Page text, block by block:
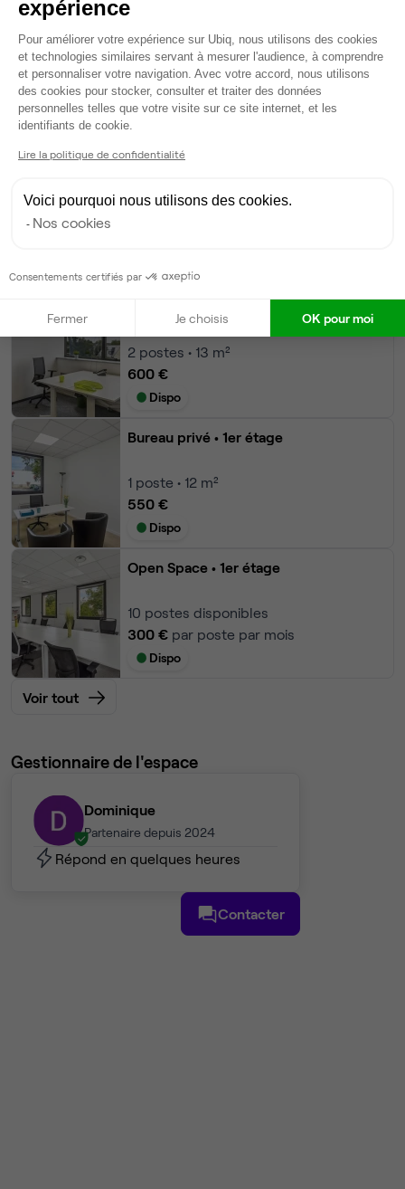
Tables / chaises
Voir plus
Ma sélection de bureau
3postes • 13 m²
Dispo
Autres bureaux de cet espace :
2 postes • 13 m²
600 €
Dispo
Bureau privé • 1er étage
1 poste • 12 m²
550 €
Dispo
Open Space • 1er étage
10 postes disponibles
300 € par poste par mois
Dispo
Voir tout
Gestionnaire de l'espace
Dominique
Partenaire depuis 2024
Répond en quelques heures
Contacter
expérience
Plateforme de Gestion du
Pour améliorer votre expérience sur Ubiq, nous utilisons des cookies
et technologies similaires servant à mesurer l'audience, à comprendre
et personnaliser votre navigation. Avec votre accord, nous utilisons
des cookies pour stocker, consulter et traiter des données
personnelles telles que votre visite sur ce site internet, et les
identifiants de cookie.
Lire la politique de confidentialité
Voici pourquoi nous utilisons des cookies.
Nos cookies
Consentements certifiés par
Fermer Je choisis OK pour moi